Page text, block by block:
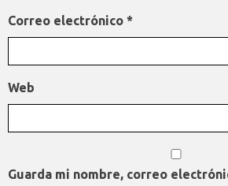
Correo electrónico *
Web
Guarda mi nombre, correo